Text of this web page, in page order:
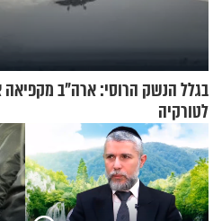
בגלל הנשק הרוסי: ארה"ב
לטורקיה